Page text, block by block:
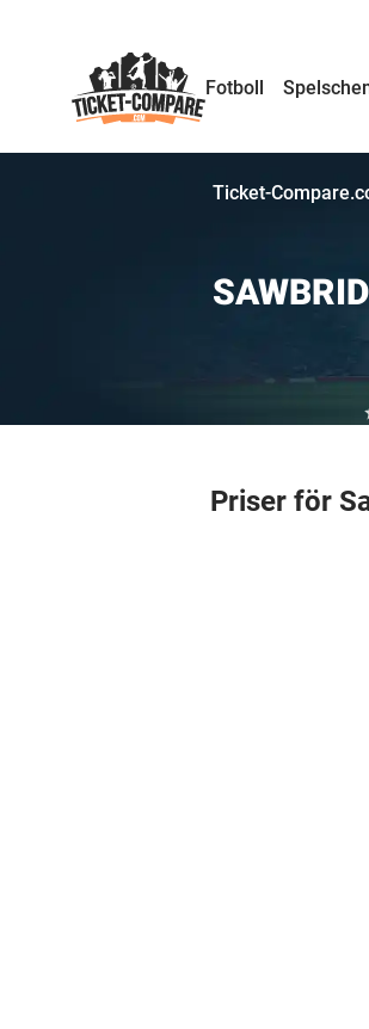
Fotboll
Ticket-
Priser för